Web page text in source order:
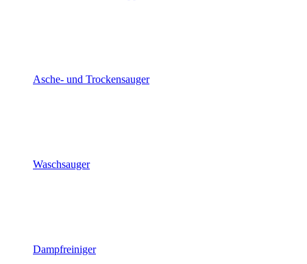
Asche- und Trockensauger
Waschsauger
Dampfreiniger